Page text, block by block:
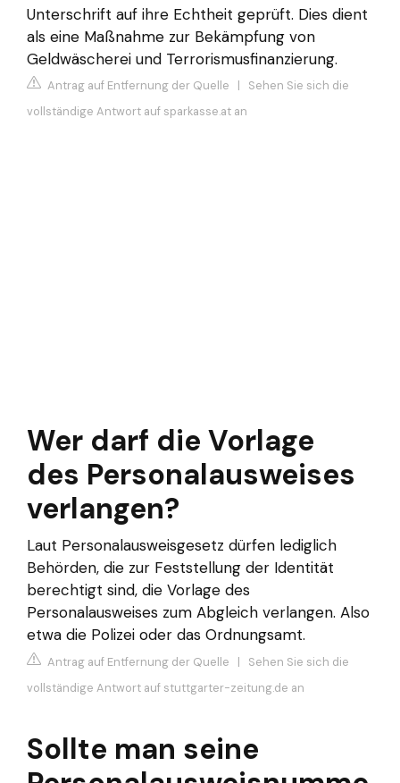
Unterschrift auf ihre Echtheit geprüft. Dies dient
als eine Maßnahme zur Bekämpfung von
Geldwäscherei und Terrorismusfinanzierung.
Antrag auf Entfernung der Quelle | Sehen Sie sich die
vollständige Antwort auf sparkasse.at an
Wer darf die Vorlage
des Personalausweises
verlangen?
Laut Personalausweisgesetz dürfen lediglich
Behörden, die zur Feststellung der Identität
berechtigt sind, die Vorlage des
Personalausweises zum Abgleich verlangen. Also
etwa die Polizei oder das Ordnungsamt.
Antrag auf Entfernung der Quelle | Sehen Sie sich die
vollständige Antwort auf stuttgarter-zeitung.de an
Sollte man seine